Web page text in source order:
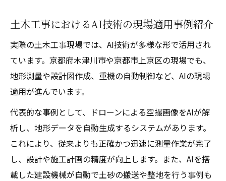
土木工事におけるAI技術の現場適用事例紹介
実際の土木工事現場では、AI技術が多様な形で活用され
ています。京都府木津川市や京都市上京区の現場でも、
地形測量や設計図作成、重機の自動制御など、AIの現場
適用が進んでいます。
代表的な事例として、ドローンによる空撮画像をAIが解
析し、地形データを自動生成するシステムがあります。
これにより、従来よりも正確かつ迅速に測量作業が完了
し、設計や施工計画の精度が向上します。また、AIを搭
載した建設機械が自動で土砂の搬送や整地を行う事例も